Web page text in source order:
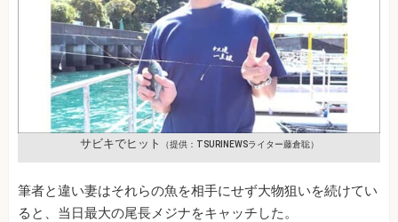
サビキでヒット （提供：TSURINEWSライター藤倉聡）
筆者と違い妻はそれらの魚を相手にせず大物狙いを続けてい
ると、当日最大の尾長メジナをキャッチした。